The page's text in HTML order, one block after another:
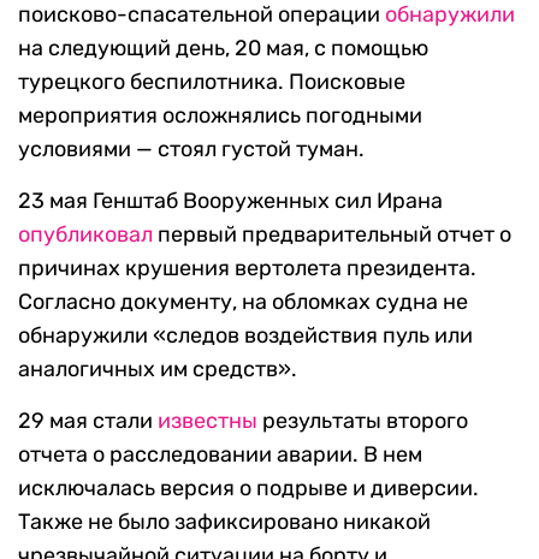
поисково-спасательной операции обнаружили
на следующий день, 20 мая, с помощью
турецкого беспилотника. Поисковые
мероприятия осложнялись погодными
условиями — стоял густой туман.
23 мая Генштаб Вооруженных сил Ирана
опубликовал первый предварительный отчет о
причинах крушения вертолета президента.
Согласно документу, на обломках судна не
обнаружили «следов воздействия пуль или
аналогичных им средств».
29 мая стали известны результаты второго
отчета о расследовании аварии. В нем
исключалась версия о подрыве и диверсии.
Также не было зафиксировано никакой